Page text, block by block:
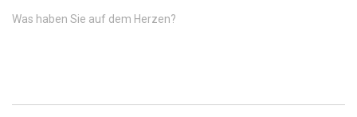
Was haben Sie auf dem Herzen?